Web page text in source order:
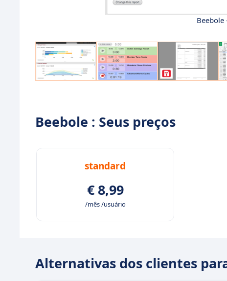
Beebole
Beebole : Seus preços
standard
€ 8,99
/mês /usuário
Alternativas dos clientes